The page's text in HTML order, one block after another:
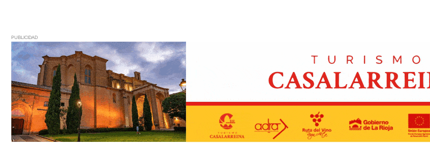
PUBLICIDAD
Estás leyendo : El Comité Nacional de Derechos y Garantías del PP desestima el recurso presentado por Lydia Arrieta